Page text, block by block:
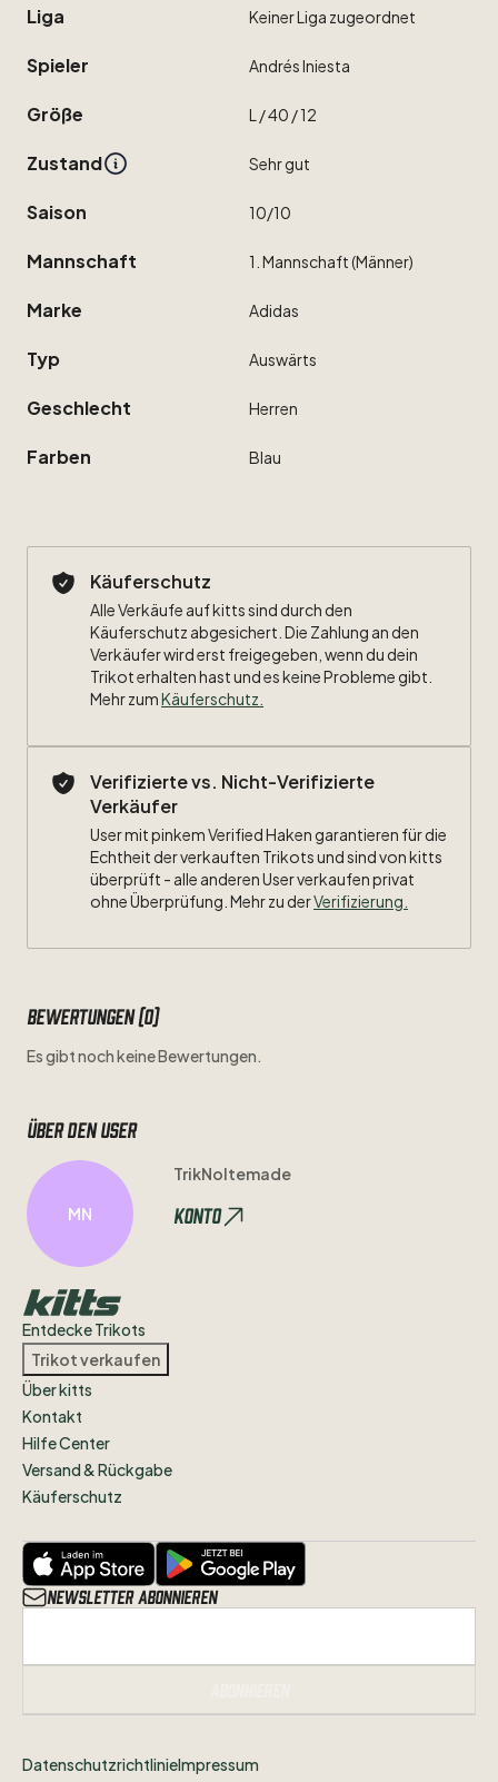
Liga KeinerLiga zugeordnet
Spieler AndrésIniesta
Größe L ​/​40 ​/​12
Zustand Sehrgut
Saison 10​/​10
Mannschaft 1. Mannschaft(Männer)
Marke Adidas
Typ Auswärts
Geschlecht Herren
Farben Blau
Käuferschutz
Alle Verkäufe auf kitts sind durch den
Käuferschutz abgesichert. Die Zahlung an den
Verkäufer wird erst freigegeben, wenn du dein
Trikot erhalten hast und es keine Probleme gibt.
Mehr zumKäuferschutz
Verifizierte vs. Nicht-Verifizierte
Verkäufer
User mit pinkem Verified Haken garantieren für die
Echtheit der verkauften Trikots und sind von kitts
überprüft - alle anderen User verkaufen privat
ohne Überprüfung. Mehr zu derVerifizierung.
Bewertungen (0)
Es gibt noch keine Bewertungen.
Über den user
MN
TrikNoltemade
Konto
Entdecke Trikots
Trikot verkaufen
Über kitts
Kontakt
Hilfe Center
Versand & Rückgabe
Käuferschutz
Newsletter abonnieren
DatenschutzrichtlinieImpressum